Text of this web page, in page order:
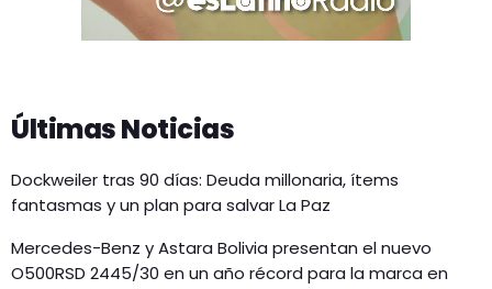
Últimas Noticias
Dockweiler tras 90 días: Deuda millonaria, ítems
fantasmas y un plan para salvar La Paz
Mercedes-Benz y Astara Bolivia presentan el nuevo
O500RSD 2445/30 en un año récord para la marca en